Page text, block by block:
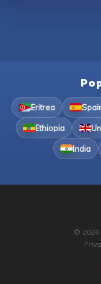
Eritrea
Ethiopia
India
© 2026